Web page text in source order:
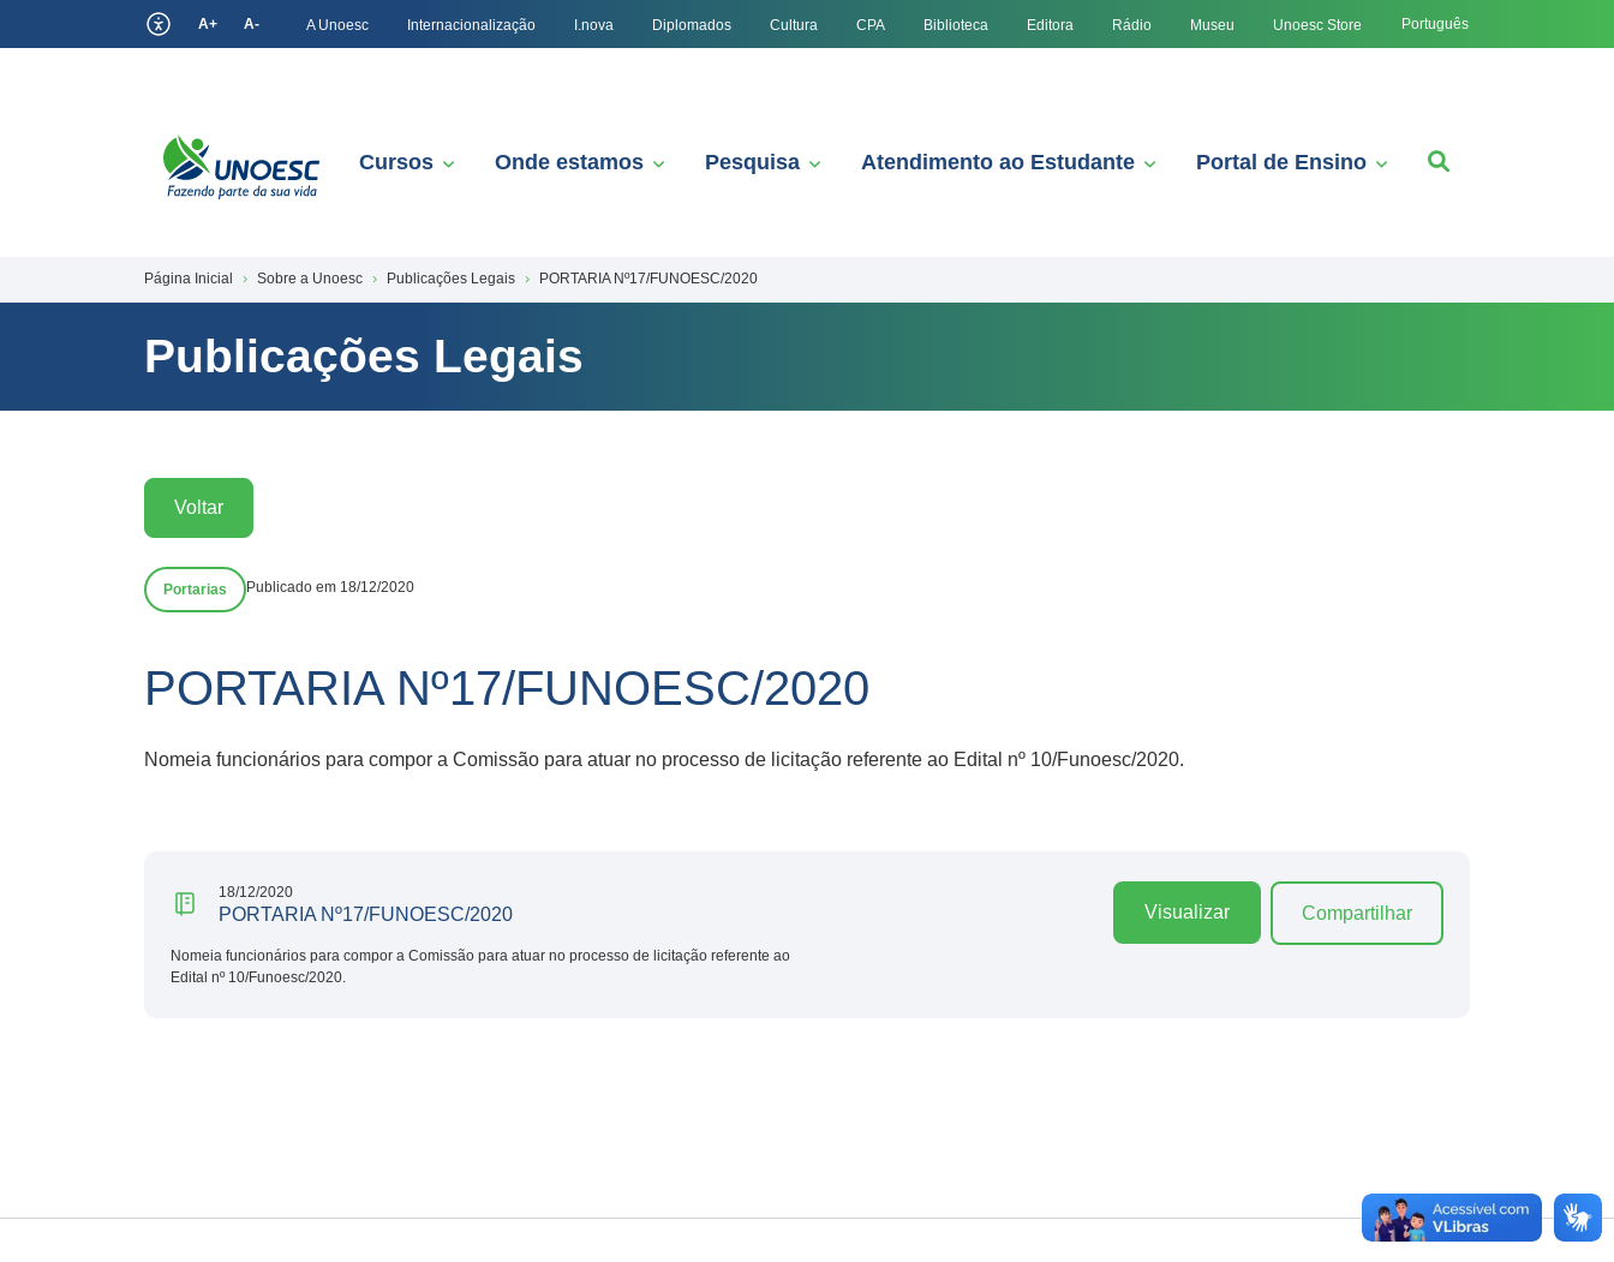
A+ A- A Unoesc Internacionalização I.nova Diplomados Cultura CPA Biblioteca Editora Rádio Museu Unoesc Store Português
Cursos Onde estamos Pesquisa Atendimento ao Estudante Portal de Ensino
Página Inicial Sobre a Unoesc Publicações Legais PORTARIA Nº17/FUNOESC/2020
Publicações Legais
Voltar
Portarias Publicado em 18/12/2020
PORTARIA Nº17/FUNOESC/2020
Nomeia funcionários para compor a Comissão para atuar no processo de licitação referente ao Edital nº 10/Funoesc/2020.
18/12/2020
PORTARIA Nº17/FUNOESC/2020
Nomeia funcionários para compor a Comissão para atuar no processo de licitação referente ao
Edital nº 10/Funoesc/2020.
Visualizar Compartilhar